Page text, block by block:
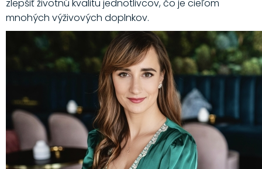
zlepšiť životnú kvalitu jednotlivcov, čo je cieľom
mnohých výživových doplnkov.